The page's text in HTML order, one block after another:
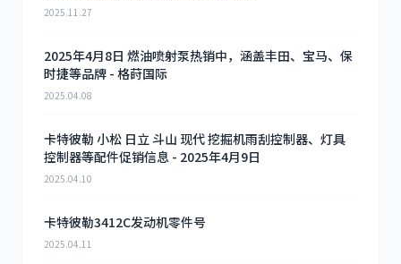
2025.11.27
2025年4月8日 燃油喷射泵热销中，涵盖丰田、宝马、保
时捷等品牌 - 格莳国际
2025.04.08
卡特彼勒 小松 日立 斗山 现代 挖掘机雨刮控制器、灯具
控制器等配件促销信息 - 2025年4月9日
2025.04.10
卡特彼勒3412C发动机零件号
2025.04.11